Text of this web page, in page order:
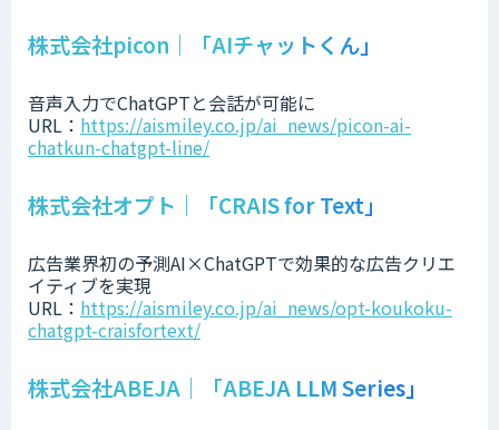
株式会社picon｜「AIチャットくん」
音声入力でChatGPTと会話が可能に
URL： https://aismiley.co.jp/ai_news/picon-ai-
chatkun-chatgpt-line/
株式会社オプト｜「CRAIS for Text」
広告業界初の予測AI×ChatGPTで効果的な広告クリエ
イティブを実現
URL： https://aismiley.co.jp/ai_news/opt-koukoku-
chatgpt-craisfortext/
株式会社ABEJA｜「ABEJA LLM Series」